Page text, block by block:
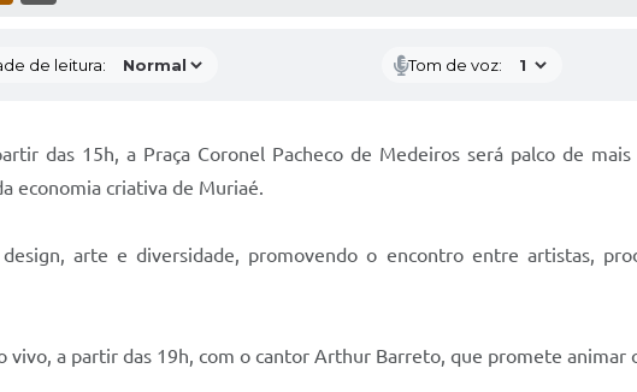
de leitura: Tom de voz:
das 15h, a Praça Coronel Pacheco de Medeiros será palco de
economia criativa de Muriaé.
arte e diversidade, promovendo o encontro entre artistas,
vivo, a partir das 19h, com o cantor Arthur Barreto, que promete